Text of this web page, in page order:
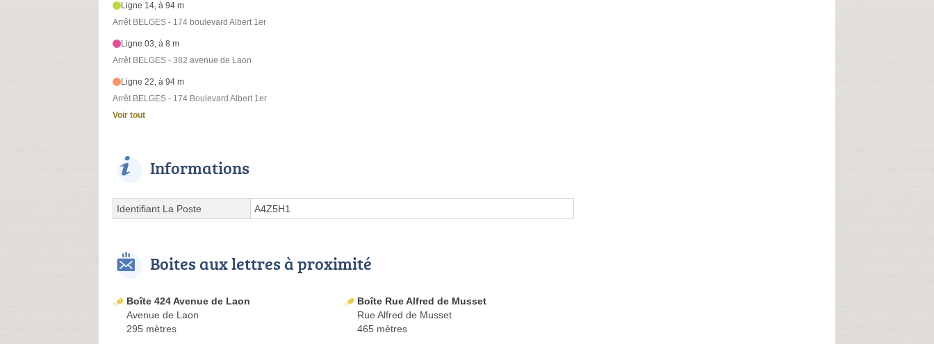
Ligne 14, à 94 m
Arrêt BELGES - 174 boulevard Albert 1er
Ligne 03, à 8 m
Arrêt BELGES - 382 avenue de Laon
Ligne 22, à 94 m
Arrêt BELGES - 174 Boulevard Albert 1er
Voir tout
Informations
Identifiant La Poste A4Z5H1
Boites aux lettres à proximité
Boîte 424 Avenue de Laon
Avenue de Laon
295 mètres
Boîte Rue Alfred de Musset
Rue Alfred de Musset
465 mètres